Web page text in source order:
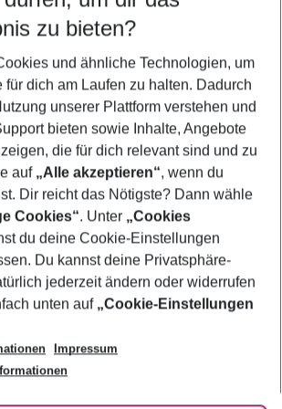
5-8 Nächte
Keine Kinder
Mehr Filter anzeigen
ändern
zu bieten?
und ähnliche Technologien, um
für dich am Laufen zu halten. Dadurch
unserer Plattform verstehen und
bieten sowie Inhalte, Angebote
die für dich relevant sind und zu
auf „Alle akzeptieren“, wenn du
Dir reicht das Nötigste? Dann wähle
Cookies“. Unter „Cookies
du deine Cookie-Einstellungen
Du kannst deine Privatsphäre-
jederzeit ändern oder widerrufen
unten auf „Cookie-Einstellungen
Impressum